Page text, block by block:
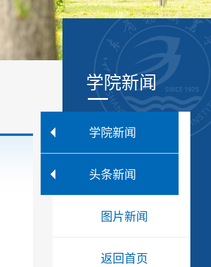
学院新闻
学院新闻
头条新闻
图片新闻
返回首页